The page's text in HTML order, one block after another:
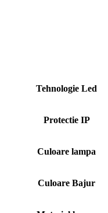
Tehnologie Led
Protectie IP
Culoare lampa
Culoare Bajur